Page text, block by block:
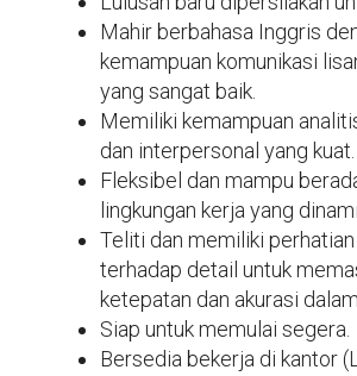
Mahir berbahasa Inggris
kemampuan komunikasi
yang sangat baik.
Memiliki kemampuan
dan interpersonal yang kuat.
Fleksibel dan mampu
lingkungan kerja yang
Teliti dan memiliki
terhadap detail untuk
ketepatan dan akurasi
Siap untuk memulai segera.
Bersedia bekerja di kantor